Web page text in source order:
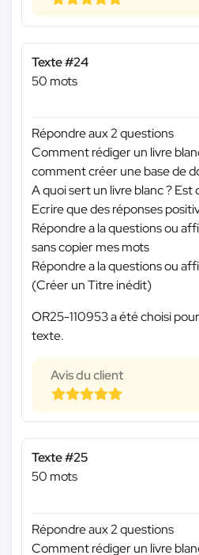
Texte #24
50 mots
Répondre aux 2 questions
Comment rédiger un livre
comment créer une base de
A quoi sert un livre blanc ?
Ecrire que des réponses
Répondre a la questions ou
sans copier mes mots
Répondre a la questions ou
(Créer un Titre inédit)
OR25-110953 a été choisi
texte.
Avis du client
Texte #25
50 mots
Répondre aux 2 questions
Comment rédiger un livre